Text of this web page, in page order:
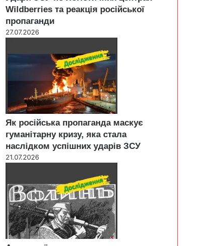
Wildberries та реакція російської
пропаганди
27.07.2026
Як російська пропаганда маскує
гуманітарну кризу, яка стала
наслідком успішних ударів ЗСУ
21.07.2026